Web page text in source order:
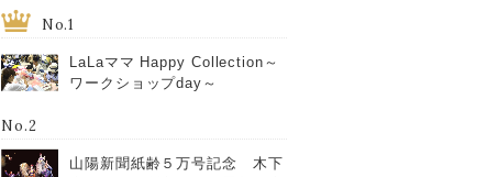
No.1
LaLaママ Happy Collection～
ワークショップday～
No.2
山陽新聞紙齢５万号記念 木下